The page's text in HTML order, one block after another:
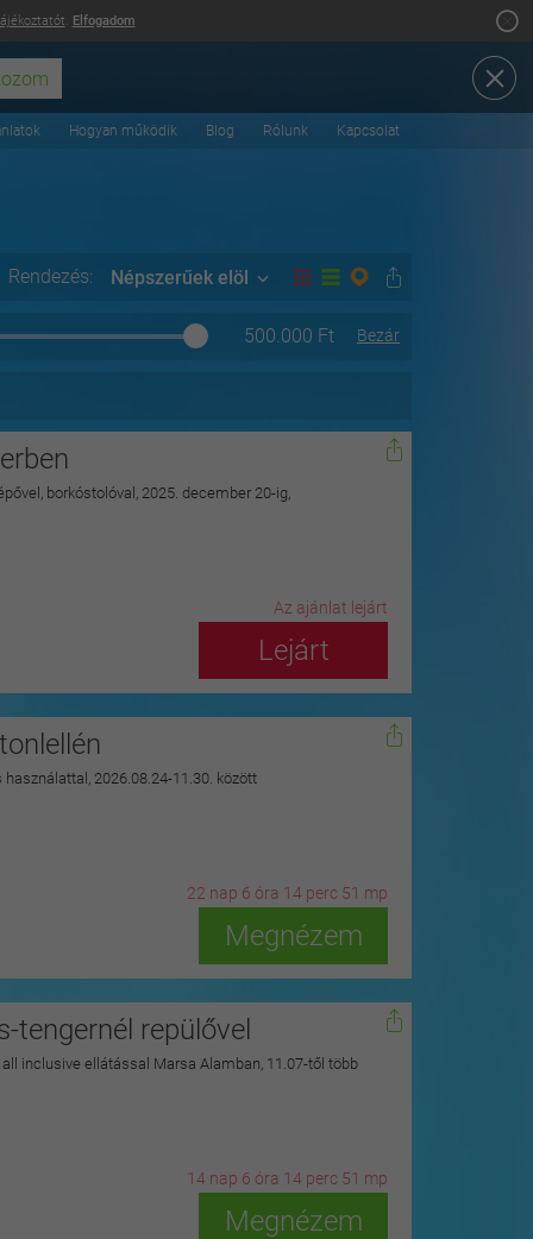
. Elfogadom
Hogyan működik Blog Rólunk Kapcsolat
Rendezés: Népszerűek elöl
Bezár
500.000 Ft
borkóstolóval, 2025. december 20-ig,
Az ajánlat lejárt
Lejárt
2026.08.24-11.30. között
22 nap 6 óra 14 perc 49 mp
Megnézem
tengernél repülővel
inclusive ellátással Marsa Alamban, 11.07-től több
14 nap 6 óra 14 perc 49 mp
Megnézem